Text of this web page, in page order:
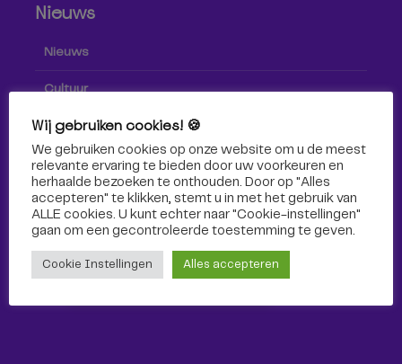
Nieuws
Nieuws
Cultuur
Sport
Wij gebruiken cookies! 🍪
We gebruiken cookies op onze website om u de meest
relevante ervaring te bieden door uw voorkeuren en
herhaalde bezoeken te onthouden. Door op "Alles
accepteren" te klikken, stemt u in met het gebruik van
ALLE cookies. U kunt echter naar "Cookie-instellingen"
gaan om een ​​gecontroleerde toestemming te geven.
Cookie Instellingen Alles accepteren